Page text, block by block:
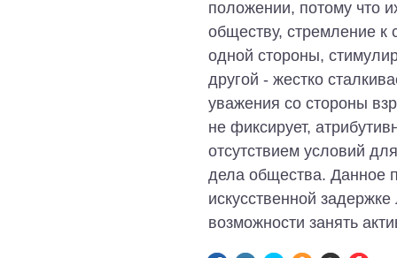
положении, потому что
обществу, стремление
одной стороны,
другой - жестко
уважения со стороны
не фиксирует,
отсутствием условий
дела общества. Данное
искусственной
возможности занять